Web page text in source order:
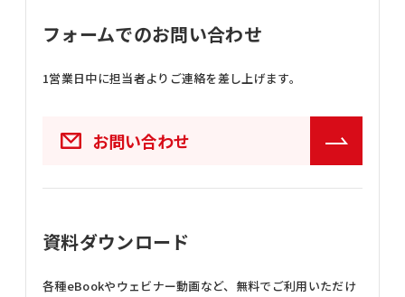
フォームでのお問い合わせ
1営業日中に担当者よりご連絡を差し上げます。
お問い合わせ
資料ダウンロード
各種eBookやウェビナー動画など、 無料でご利用いただけ